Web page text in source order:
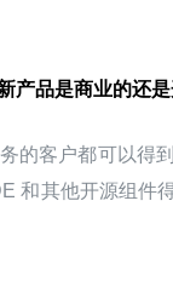
产品是商业的还是
的客户都可以得
和其他开源组件